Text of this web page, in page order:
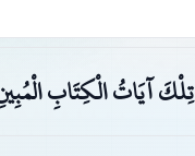
تِلْكَ آيَاتُ الْكِتَابِ